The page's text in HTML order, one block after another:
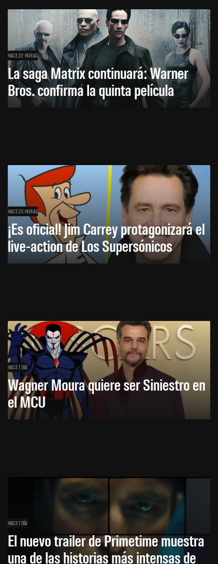
HACE 22 HORAS
La saga Matrix continuará: Warner
Bros. confirma la quinta película
HACE 23 HORAS
¡Es oficial! Jim Carrey protagonizará el
live-action de Los Supersónicos
HACE 1 DÍA
Wagner Moura quiere ser Siniestro en
el MCU
HACE 1 DÍA
El nuevo trailer de Primetime muestra
una de las historias más intensas de